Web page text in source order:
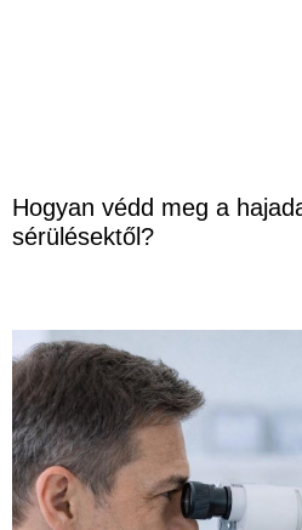
Hogyan védd meg a
sérülésektől?